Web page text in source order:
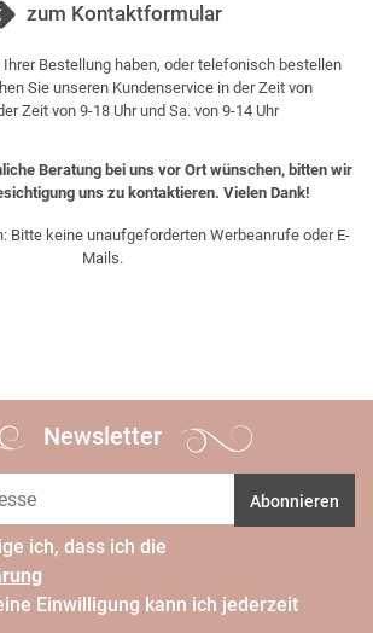
zum Kontaktformular
Ihrer Bestellung haben, oder telefonisch bestellen
Sie unseren Kundenservice in der Zeit von
Zeit von 9-18 Uhr und Sa. von 9-14 Uhr
Beratung bei uns vor Ort wünschen, bitten wir
uns zu kontaktieren. Vielen Dank!
Bitte keine unaufgeforderten Werbeanrufe oder E-
Mails.
Newsletter
Abonnieren
ich, dass ich die
Einwilligung kann ich jederzeit